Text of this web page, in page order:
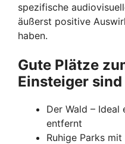
spezifische
äußerst positive
haben.
Gute Plätze
Einsteiger
Der Wald – Ideal
entfernt
Ruhige Parks